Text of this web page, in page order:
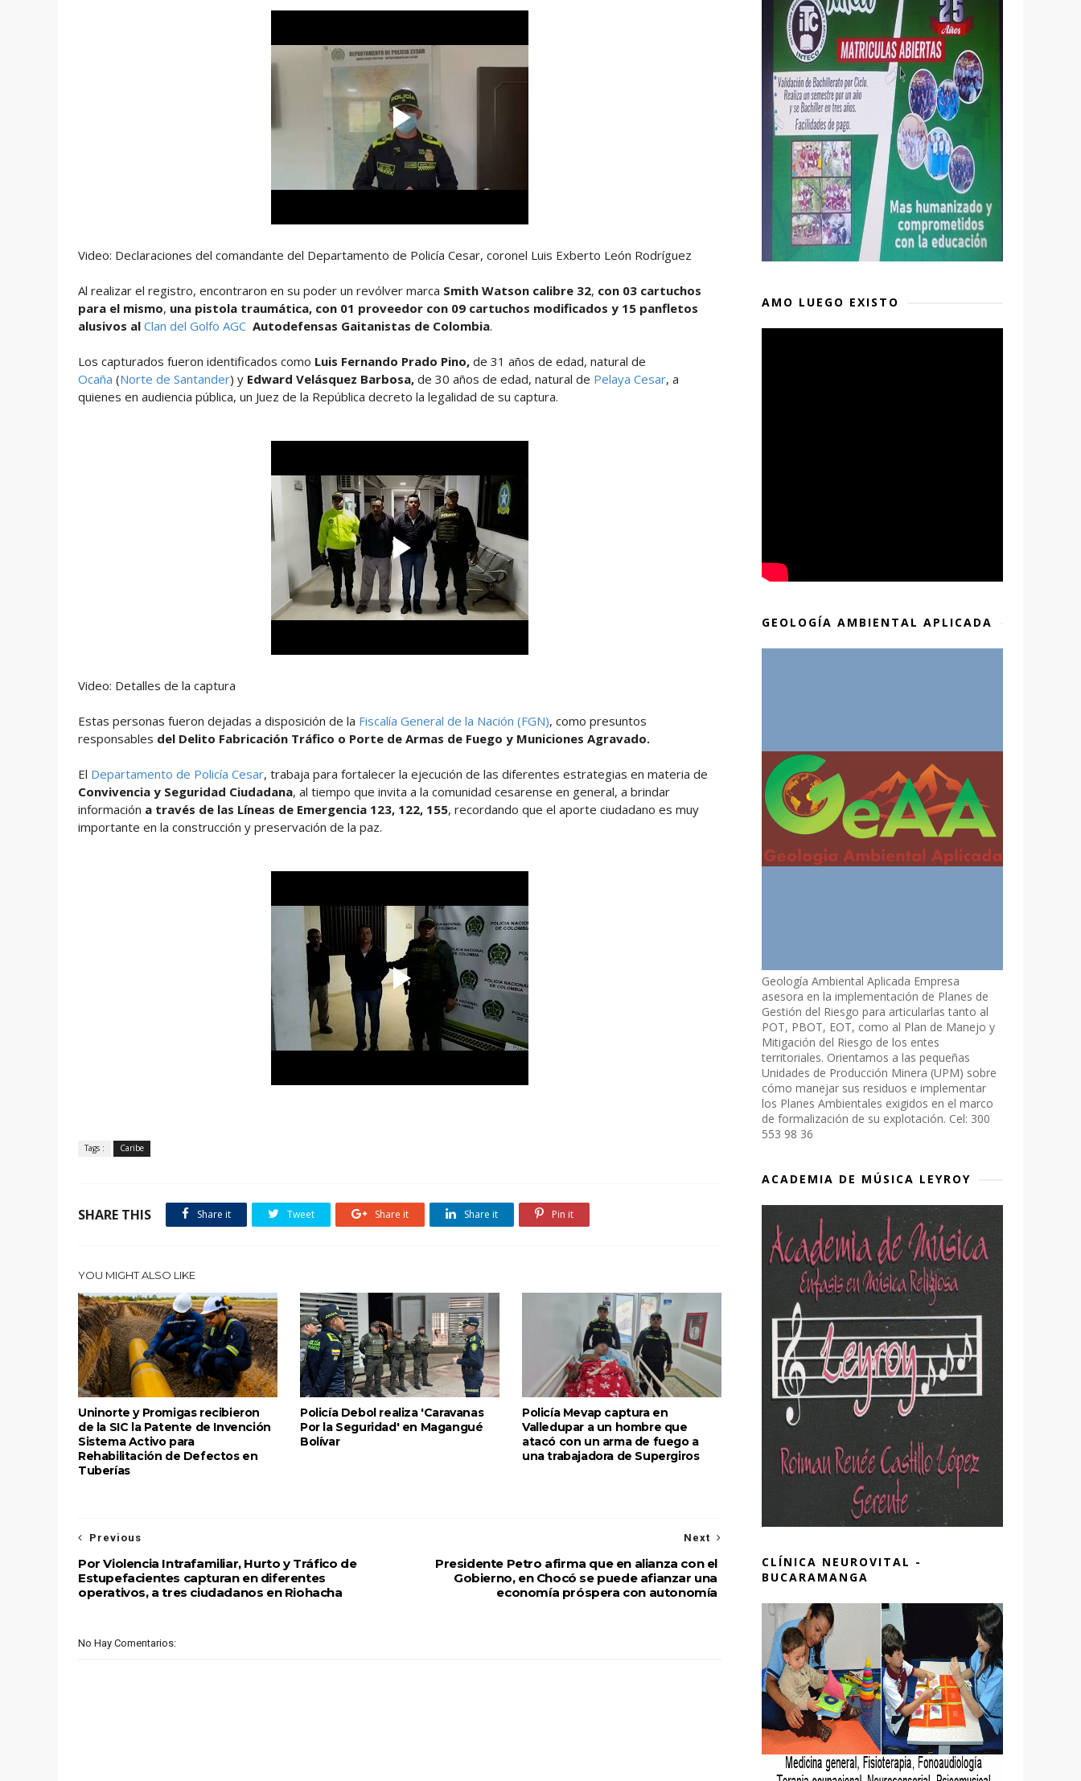
Video: Declaraciones del comandante del Departamento de Policía Cesar, coronel Luis Exberto León Rodríguez
Al realizar el registro, encontraron en su poder un revólver marca Smith Watson calibre 32, con 03 cartuchos
para el mismo, una pistola traumática, con 01 proveedor con 09 cartuchos modificados y 15 panfletos
alusivos al Clan del Golfo AGC Autodefensas Gaitanistas de Colombia.
Los capturados fueron identificados como Luis Fernando Prado Pino, de 31 años de edad, natural de
Ocaña (Norte de Santander) y Edward Velásquez Barbosa, de 30 años de edad, natural de Pelaya Cesar, a
quienes en audiencia pública, un Juez de la República decreto la legalidad de su captura.
Video: Detalles de la captura
Estas personas fueron dejadas a disposición de la Fiscalía General de la Nación (FGN), como presuntos
responsables del Delito Fabricación Tráfico o Porte de Armas de Fuego y Municiones Agravado.
El Departamento de Policía Cesar, trabaja para fortalecer la ejecución de las diferentes estrategias en materia de
Convivencia y Seguridad Ciudadana, al tiempo que invita a la comunidad cesarense en general, a brindar
información a través de las Líneas de Emergencia 123, 122, 155, recordando que el aporte ciudadano es muy
importante en la construcción y preservación de la paz.
Tags : Caribe
SHARE THIS Share it Tweet Share it Share it Pin it
YOU MIGHT ALSO LIKE
Uninorte y Promigas recibieron
de la SIC la Patente de Invención
Sistema Activo para
Rehabilitación de Defectos en
Tuberías
Policía Debol realiza 'Caravanas
Por la Seguridad' en Magangué
Bolívar
Policía Mevap captura en
Valledupar a un hombre que
atacó con un arma de fuego a
una trabajadora de Supergiros
Next
Presidente Petro afirma que en alianza con el
Gobierno, en Chocó se puede afianzar una
economía próspera con autonomía
Previous
Por Violencia Intrafamiliar, Hurto y Tráfico de
Estupefacientes capturan en diferentes
operativos, a tres ciudadanos en Riohacha
No Hay Comentarios:
AMO LUEGO EXISTO
GEOLOGÍA AMBIENTAL APLICADA
Geología Ambiental Aplicada Empresa
asesora en la implementación de Planes de
Gestión del Riesgo para articularlas tanto al
POT, PBOT, EOT, como al Plan de Manejo y
Mitigación del Riesgo de los entes
territoriales. Orientamos a las pequeñas
Unidades de Producción Minera (UPM) sobre
cómo manejar sus residuos e implementar
los Planes Ambientales exigidos en el marco
de formalización de su explotación. Cel: 300
553 98 36
ACADEMIA DE MÚSICA LEYROY
CLÍNICA NEUROVITAL -
BUCARAMANGA